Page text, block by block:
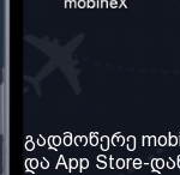
ჩვენ შესახებ
ჩვენი
გადმოწერე
და App Store-